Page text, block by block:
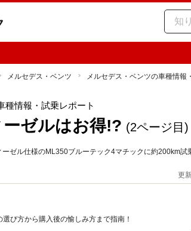
メルセデス・ベンツ メルセデス・ベンツの車種情報
種情報・試乗レポート
ゼルはお得!? (2ページ目)
ゼル仕様のML350ブルーテック4マチックに約200km試
更
び方から購入後の愉しみ方まで指南！